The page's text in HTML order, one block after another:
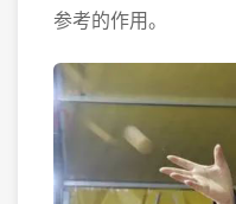
参考的作用。